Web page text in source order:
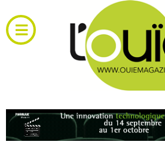
au
contenu
Toggle
Navigation
RH et emploi